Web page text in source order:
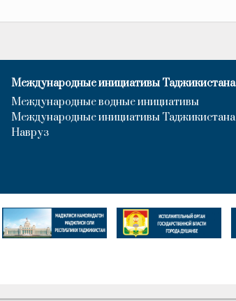
Международные инициативы Таджикистана
Международные водные инициативы
Международные инициативы Таджикистана
Навруз